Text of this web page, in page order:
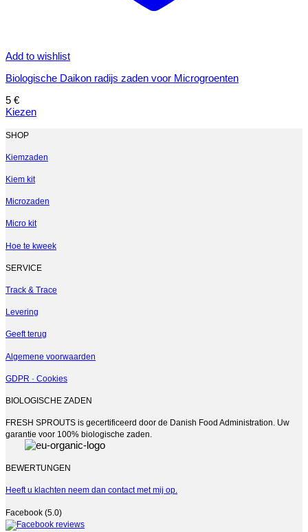
Add to wishlist
Biologische Daikon radijs zaden voor Microgroenten
5 €
Kiezen
product
meerdere
Deze
kan
worden
op
de
productpagina
SHOP
Kiemzaden
Kiem kit
Microzaden
Micro kit
Hoe te kweek
SERVICE
Track & Trace
Levering
Geeft terug
Algemene voorwaarden
GDPR · Cookies
BIOLOGISCHE ZADEN
FRESH SPROUTS is gecertificeerd door de Danish Food Administration. Uw
garantie voor 100% biologische zaden.
BEWERTUNGEN
Heeft u klachten neem dan contact met mij op.
Facebook (5.0)